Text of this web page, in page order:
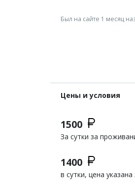
Был на сайте 1 месяц
Цены и условия
1500
За сутки за
1400
в сутки, цена